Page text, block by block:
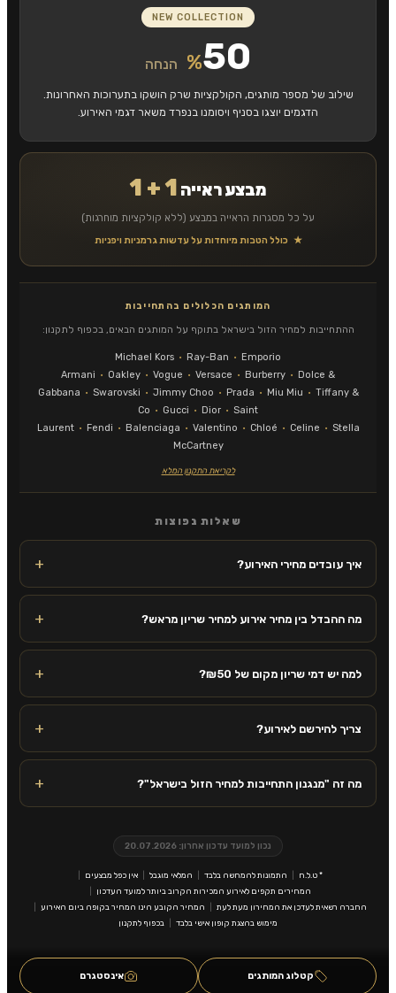
NEW COLLECTION
50
% הנחה
שילוב של מספר מותגים, הקולקציות שרק הושקו בתערוכות האחרונות.
הדגמים יוצגו בסניף ויסומנו בנפרד משאר דגמי האירוע.
מבצע ראייה 1 + 1
על כל מסגרות הראייה במבצע (ללא קולקציות מוחרגות)
★ כולל הטבות מיוחדות על עדשות גרמניות ויפניות
המותגים הכלולים בהתחייבות
ההתחייבות למחיר הזול בישראל בתוקף על המותגים הבאים, בכפוף לתקנון:
Michael Kors · Ray-Ban · Emporio
Armani · Oakley · Vogue · Versace · Burberry · Dolce &
Gabbana · Swarovski · Jimmy Choo · Prada · Miu Miu · Tiffany &
Co · Gucci · Dior · Saint
Laurent · Fendi · Balenciaga · Valentino · Chloé · Celine · Stella
McCartney
לקריאת התקנון המלא
שאלות נפוצות
איך עובדים מחירי האירוע?
מה ההבדל בין מחיר אירוע למחיר שריון מראש?
למה יש דמי שריון מקום של ₪50?
צריך להירשם לאירוע?
מה זה "מנגנון התחייבות למחיר הזול בישראל"?
נכון למועד עדכון אחרון: 20.07.2026
* ט.ל.ח התמונות להמחשה בלבד המלאי מוגבל
אין כפל מבצעים
המחירים תקפים לאירוע המכירות הקרוב ביותר למועד העדכון
החברה רשאית לעדכן את המחירון מעת לעת
המחיר הקובע הינו המחיר בקופה ביום האירוע
מימוש בהצגת קופון אישי בלבד
בכפוף לתקנון
קטלוג המותגים אינסטגרם